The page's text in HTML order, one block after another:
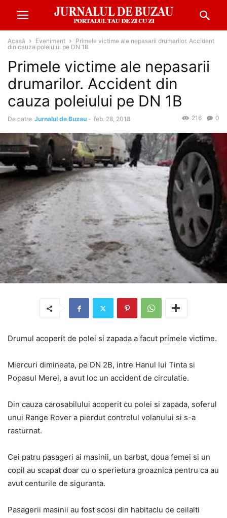
Acasă Eveniment
Primele victime ale nepasarii drumarilor. Accident
din cauza poleiului pe DN 1B
Primele victime ale nepasarii
drumarilor. Accident din
cauza poleiului pe DN 1B
De catre Jurnalul de Buzau - feb. 28, 2018 0
216
Drumul acoperit de polei si zapada a facut primele victime.
Miercuri dimineata, pe DN 2B, intre Hanul lui Tinta si
Popasul Merei, a avut loc un accident de circulatie.
Din cauza carosabilului acoperit cu polei si zapada, soferul
unui Range Rover a pierdut controlul volanului si s-a
rasturnat.
Cei patru pasageri ai masinii, un barbat, doua femei si un
copil au scapat doar cu o sperietura groaznica pentru ca au
avut centurile de siguranta.
Pasagerii masinii au fost scosi din habitaclu de ceilalti